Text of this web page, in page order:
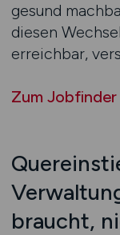
gesund
diesen
erreichbar,
Zum Jobfinder
braucht,